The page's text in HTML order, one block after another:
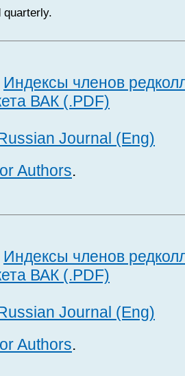
quarterly.
Индексы членов
ВАК (.PDF)
Journal (Eng)
Authors.
Индексы членов
ВАК (.PDF)
Journal (Eng)
Authors.